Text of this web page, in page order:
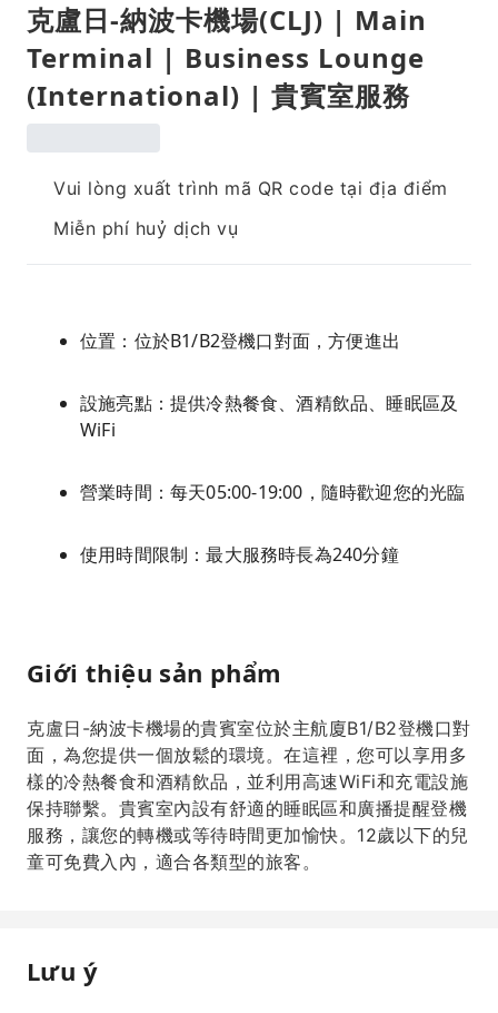
克盧日-納波卡機場(CLJ) | Main
Terminal | Business Lounge
(International) | 貴賓室服務
Vui lòng xuất trình mã QR code tại địa điểm
Miễn phí huỷ dịch vụ
位置：位於B1/B2登機口對面，方便進出
設施亮點：提供冷熱餐食、酒精飲品、睡眠區及
WiFi
營業時間：每天05:00-19:00，隨時歡迎您的光臨
使用時間限制：最大服務時長為240分鐘
Giới thiệu sản phẩm
克盧日-納波卡機場的貴賓室位於主航廈B1/B2登機口對
面，為您提供一個放鬆的環境。在這裡，您可以享用多
樣的冷熱餐食和酒精飲品，並利用高速WiFi和充電設施
保持聯繫。貴賓室內設有舒適的睡眠區和廣播提醒登機
服務，讓您的轉機或等待時間更加愉快。12歲以下的兒
童可免費入內，適合各類型的旅客。
Lưu ý